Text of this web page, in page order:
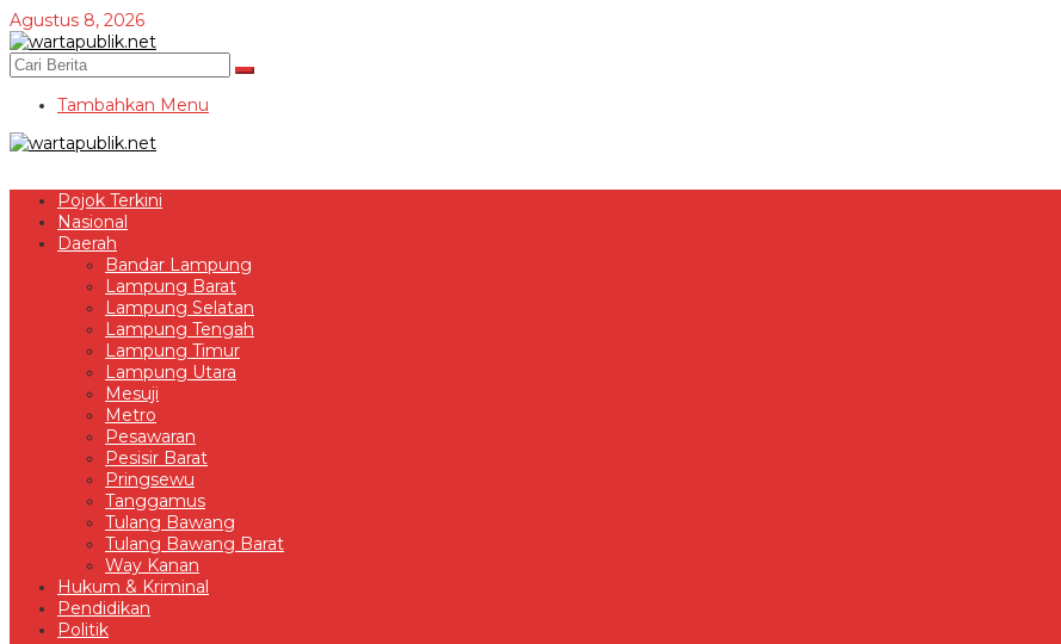
Lewati
ke
konten
Agustus 8, 2026
Tambahkan Menu
Pojok Terkini
Nasional
Daerah
Bandar Lampung
Lampung Barat
Lampung Selatan
Lampung Tengah
Lampung Timur
Lampung Utara
Mesuji
Metro
Pesawaran
Pesisir Barat
Pringsewu
Tanggamus
Tulang Bawang
Tulang Bawang Barat
Way Kanan
Hukum & Kriminal
Pendidikan
Politik